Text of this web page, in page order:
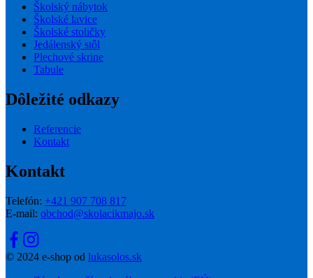
Školský nábytok
Školské lavice
Školské stoličky
Jedálenský stôl
Plechové skrine
Tabule
Dôležité odkazy
Referencie
Kontakt
Kontakt
Telefón: +421 907 708 817
E-mail: obchod@skolacikmajo.sk
© 2024 e-shop od lukasolos.sk